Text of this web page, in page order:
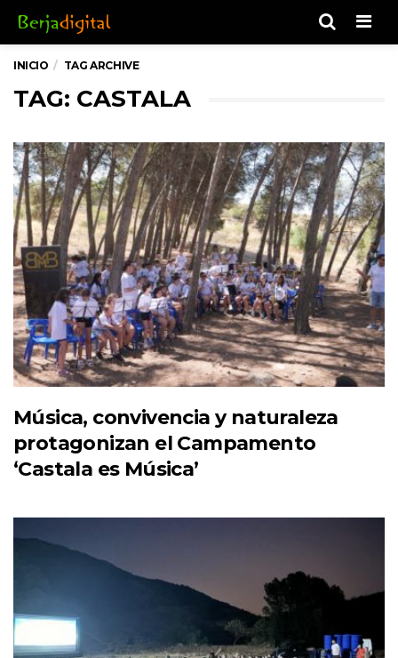
INICIO TAG ARCHIVE
TAG: CASTALA
Música, convivencia y naturaleza
protagonizan el Campamento
‘Castala es Música’